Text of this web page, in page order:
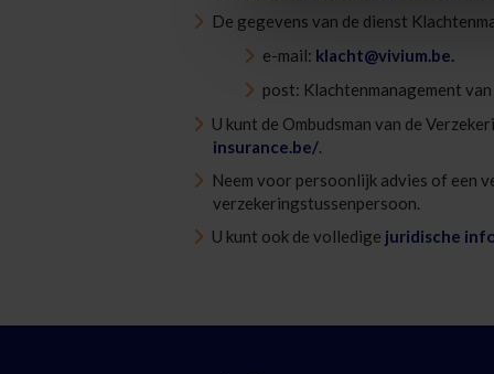
De gegevens van de dienst
e-mail: klacht@vivium.be.
post: Klachtenmanagement
U kunt de Ombudsman van de
insurance.be/.
Neem voor persoonlijk advies of een
verzekeringstussenpersoon.
U kunt ook de volledige juridische